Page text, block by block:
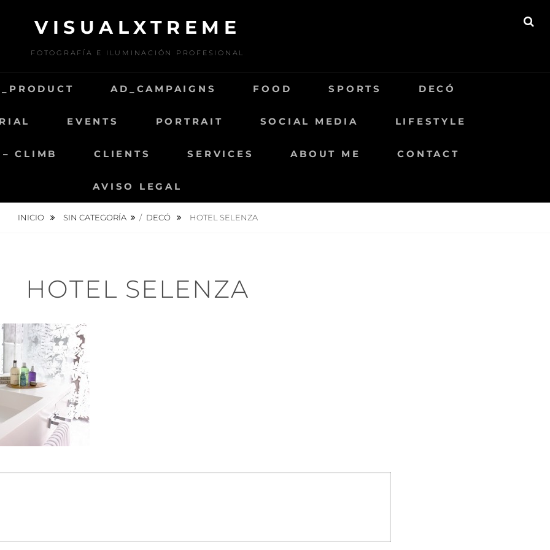
VISUALXTREME
FOTOGRAFÍA E ILUMINACIÓN PROFESIONAL
AD_CAMPAIGNS FOOD SPORTS DECÓ
EVENTS PORTRAIT SOCIAL MEDIA LIFESTYLE
CLIMB CLIENTS SERVICES ABOUT ME CONTACT
AVISO LEGAL
INICIO SIN CATEGORÍA / DECÓ HOTEL SELENZA
HOTEL SELENZA